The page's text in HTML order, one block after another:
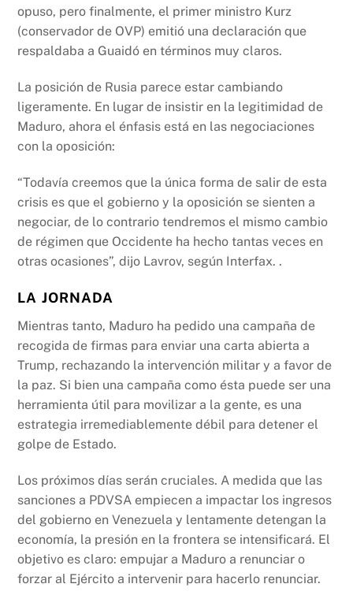
opuso, pero finalmente, el primer ministro Kurz
(conservador de OVP) emitió una declaración que
respaldaba a Guaidó en términos muy claros.
La posición de Rusia parece estar cambiando
ligeramente. En lugar de insistir en la legitimidad de
Maduro, ahora el énfasis está en las negociaciones
con la oposición:
“Todavía creemos que la única forma de salir de esta
crisis es que el gobierno y la oposición se sienten a
negociar, de lo contrario tendremos el mismo cambio
de régimen que Occidente ha hecho tantas veces en
otras ocasiones”, dijo Lavrov, según Interfax. .
LA JORNADA
Mientras tanto, Maduro ha pedido una campaña de
recogida de firmas para enviar una carta abierta a
Trump, rechazando la intervención militar y a favor de
la paz. Si bien una campaña como ésta puede ser una
herramienta útil para movilizar a la gente, es una
estrategia irremediablemente débil para detener el
golpe de Estado.
Los próximos días serán cruciales. A medida que las
sanciones a PDVSA empiecen a impactar los ingresos
del gobierno en Venezuela y lentamente detengan la
economía, la presión en la frontera se intensificará. El
objetivo es claro: empujar a Maduro a renunciar o
forzar al Ejército a intervenir para hacerlo renunciar.